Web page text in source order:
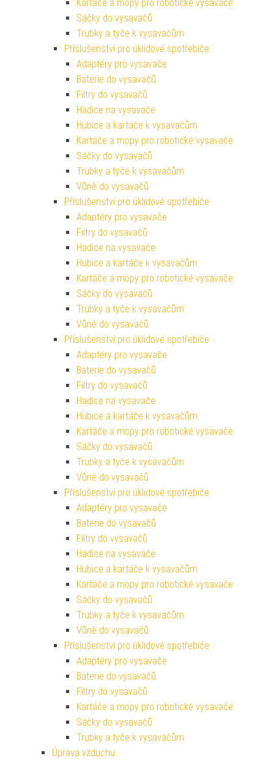
Kartáče a mopy pro robotické vysavače
Sáčky do vysavačů
Trubky a tyče k vysavačům
Příslušenství pro úklidové spotřebiče
Adaptéry pro vysavače
Baterie do vysavačů
Filtry do vysavačů
Hadice na vysavače
Hubice a kartáče k vysavačům
Kartáče a mopy pro robotické vysavače
Sáčky do vysavačů
Trubky a tyče k vysavačům
Vůně do vysavačů
Příslušenství pro úklidové spotřebiče
Adaptéry pro vysavače
Filtry do vysavačů
Hadice na vysavače
Hubice a kartáče k vysavačům
Kartáče a mopy pro robotické vysavače
Sáčky do vysavačů
Trubky a tyče k vysavačům
Vůně do vysavačů
Příslušenství pro úklidové spotřebiče
Adaptéry pro vysavače
Baterie do vysavačů
Filtry do vysavačů
Hadice na vysavače
Hubice a kartáče k vysavačům
Kartáče a mopy pro robotické vysavače
Sáčky do vysavačů
Trubky a tyče k vysavačům
Vůně do vysavačů
Příslušenství pro úklidové spotřebiče
Adaptéry pro vysavače
Baterie do vysavačů
Filtry do vysavačů
Hadice na vysavače
Hubice a kartáče k vysavačům
Kartáče a mopy pro robotické vysavače
Sáčky do vysavačů
Trubky a tyče k vysavačům
Vůně do vysavačů
Příslušenství pro úklidové spotřebiče
Adaptéry pro vysavače
Baterie do vysavačů
Filtry do vysavačů
Kartáče a mopy pro robotické vysavače
Sáčky do vysavačů
Trubky a tyče k vysavačům
Úprava vzduchu